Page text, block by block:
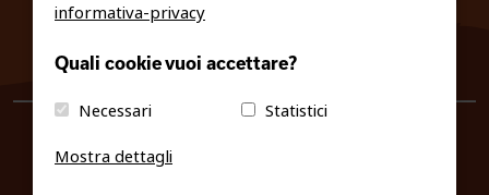
info@fiso.it|fiso@pec-mail.eu
informativa-privacy
Quali cookie vuoi accettare?
Necessari
Statistici
Mostra dettagli